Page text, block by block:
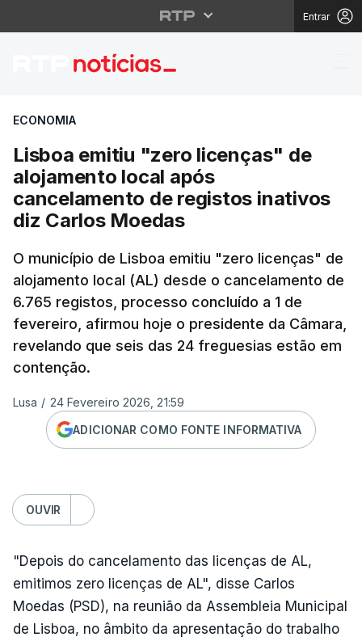
Entrar
Lisboa emitiu "zero
ECONOMIA
Lisboa emitiu "zero licenças" de
alojamento local após
cancelamento de registos inativos
diz Carlos Moedas
O município de Lisboa emitiu "zero licenças" de
alojamento local (AL) desde o cancelamento de
6.765 registos, processo concluído a 1 de
fevereiro, afirmou hoje o presidente da Câmara,
revelando que seis das 24 freguesias estão em
contenção.
Lusa / 24 Fevereiro 2026, 21:59
ADICIONAR COMO FONTE INFORMATIVA
OUVIR
"Depois do cancelamento das licenças de AL,
emitimos zero licenças de AL", disse Carlos
Moedas (PSD), na reunião da Assembleia Municipal
de Lisboa, no âmbito da apresentação do trabalho